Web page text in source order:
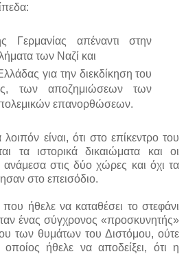
Γερμανίας απέναντι στην
των Ναζί και
για την διεκδίκηση του
των αποζημιώσεων των
επανορθώσεων.
είναι, ότι στο επίκεντρο του
τα ιστορικά δικαιώματα και οι
ανάμεσα στις δύο χώρες και όχι τα
στο επεισόδιο.
ήθελε να καταθέσει το στεφάνι
ένας σύγχρονος «προσκυνητής»
των θυμάτων του Διστόμου, ούτε
ήθελε να αποδείξει, ότι η